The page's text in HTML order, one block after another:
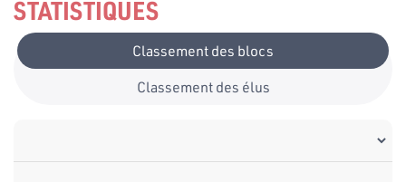
STATISTIQUES
Classement des blocs
Classement des élus